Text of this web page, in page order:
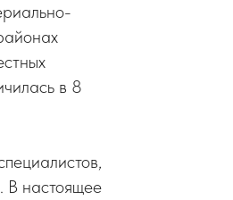
в 8
В настоящее